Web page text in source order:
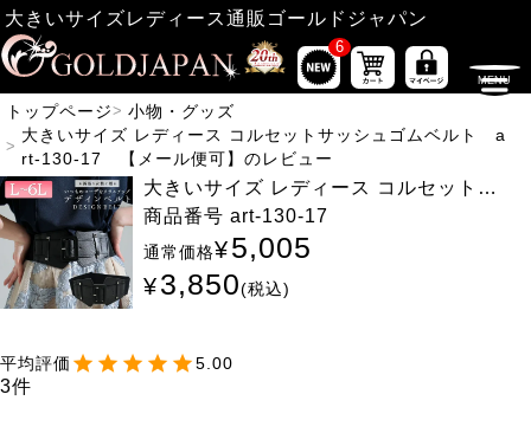
大きいサイズレディース通販ゴールドジャパン
6
トップページ
小物・グッズ
大きいサイズ レディース コルセットサッシュゴムベルト a
rt-130-17 【メール便可】のレビュー
大きいサイズ レディース コルセットサ
ッシュゴムベルト art-130-17 【メー
ル便可】
商品番号 art-130-17
通常価格¥5,005
¥3,850 税込
5.00
3